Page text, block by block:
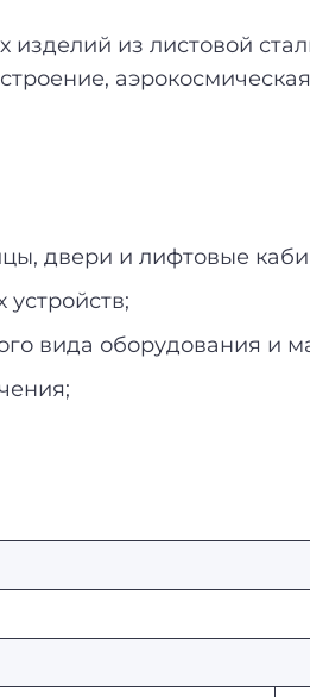
из листовой
двери и лифтовые
вида оборудования и